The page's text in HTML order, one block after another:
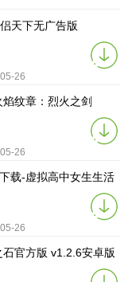
天下无广告版
26
纹章：烈火之剑
26
载-虚拟高中女生生活
26
官方版 v1.2.6安卓版